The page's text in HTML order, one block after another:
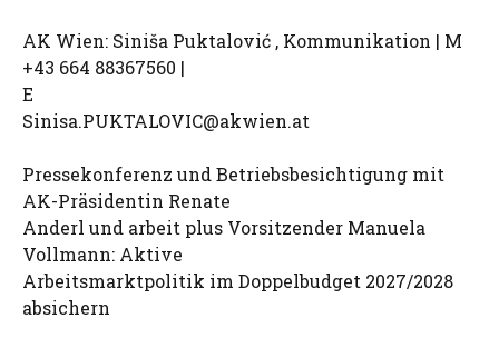
AK Wien: Siniša Puktalović , Kommunikation | M
+43 664 88367560 |
E
Sinisa.PUKTALOVIC@akwien.at
Pressekonferenz und Betriebsbesichtigung mit
AK-Präsidentin Renate
Anderl und arbeit plus Vorsitzender Manuela
Vollmann: Aktive
Arbeitsmarktpolitik im Doppelbudget 2027/2028
absichern